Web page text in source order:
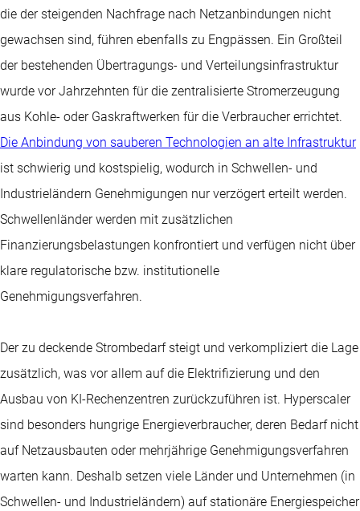
die der steigenden Nachfrage nach Netzanbindungen nicht
gewachsen sind, führen ebenfalls zu Engpässen. Ein Großteil
der bestehenden Übertragungs- und Verteilungsinfrastruktur
wurde vor Jahrzehnten für die zentralisierte Stromerzeugung
aus Kohle- oder Gaskraftwerken für die Verbraucher errichtet.
Die Anbindung von sauberen Technologien an alte Infrastruktur
ist schwierig und kostspielig, wodurch in Schwellen- und
Industrieländern Genehmigungen nur verzögert erteilt werden.
Schwellenländer werden mit zusätzlichen
Finanzierungsbelastungen konfrontiert und verfügen nicht über
klare regulatorische bzw. institutionelle
Genehmigungsverfahren.
Der zu deckende Strombedarf steigt und verkompliziert die Lage
zusätzlich, was vor allem auf die Elektrifizierung und den
Ausbau von KI-Rechenzentren zurückzuführen ist. Hyperscaler
sind besonders hungrige Energieverbraucher, deren Bedarf nicht
auf Netzausbauten oder mehrjährige Genehmigungsverfahren
warten kann. Deshalb setzen viele Länder und Unternehmen (in
Schwellen- und Industrieländern) auf stationäre Energiespeicher